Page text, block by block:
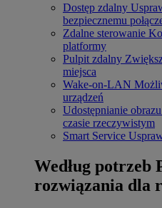
Dostęp zdalny
bezpiecznemu
Zdalne sterowanie
platformy
Pulpit zdalny
miejsca
Wake-on-LAN
urządzeń
Udostępnianie
czasie rzeczywistym
Smart Service
Według potrzeb
rozwiązania dla